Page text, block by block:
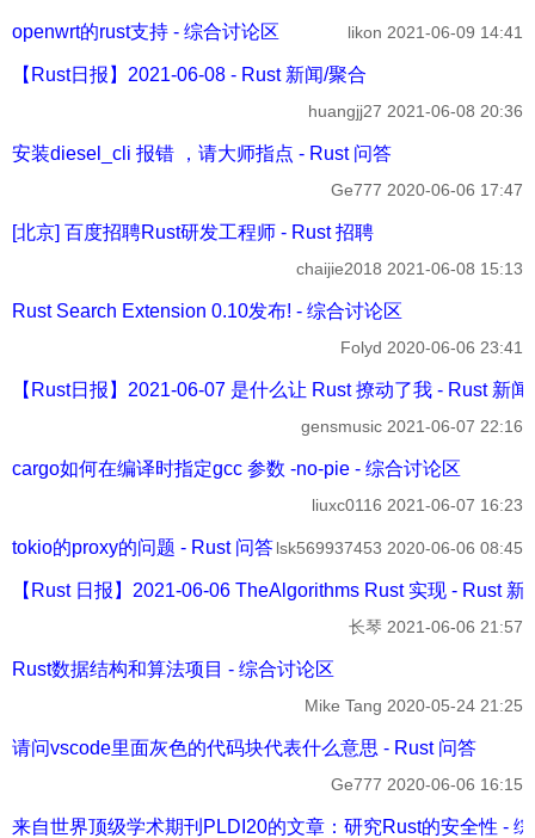
openwrt的rust支持 - 综合讨论区 likon 2021-06-09 14:41
【Rust日报】2021-06-08 - Rust 新闻/聚合
huangjj27 2021-06-08 20:36
安装diesel_cli 报错 ，请大师指点 - Rust 问答
Ge777 2020-06-06 17:47
[北京] 百度招聘Rust研发工程师 - Rust 招聘
chaijie2018 2021-06-08 15:13
Rust Search Extension 0.10发布! - 综合讨论区
Folyd 2020-06-06 23:41
【Rust日报】2021-06-07 是什么让 Rust 撩动了我 - Rust 新闻
gensmusic 2021-06-07 22:16
cargo如何在编译时指定gcc 参数 -no-pie - 综合讨论区
liuxc0116 2021-06-07 16:23
tokio的proxy的问题 - Rust 问答lsk569937453 2020-06-06 08:45
【Rust 日报】2021-06-06 TheAlgorithms Rust 实现 - Rust 新
长琴 2021-06-06 21:57
Rust数据结构和算法项目 - 综合讨论区
Mike Tang 2020-05-24 21:25
请问vscode里面灰色的代码块代表什么意思 - Rust 问答
Ge777 2020-06-06 16:15
来自世界顶级学术期刊PLDI20的文章：研究Rust的安全性 -